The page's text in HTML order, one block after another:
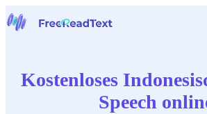
Werkzeuge
Kostenloses
Speech